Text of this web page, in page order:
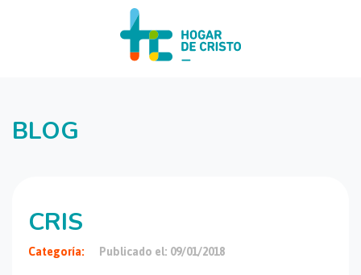
BLOG
CRIS
Categoría: Publicado el: 09/01/2018